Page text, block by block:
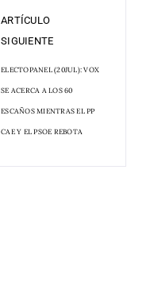
ARTÍCULO
SIGUIENTE
ELECTOPANEL (20JUL): VOX
SE ACERCA A LOS 60
ESCAÑOS MIENTRAS EL PP
CAE Y EL PSOE REBOTA